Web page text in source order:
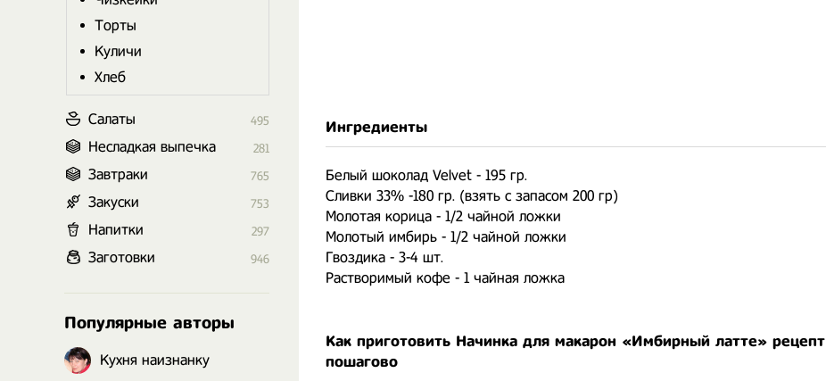
Ингредиенты
Белый шоколад Velvet - 195 гр.
Сливки 33% -180 гр. (взять с запасом 200 гр)
Молотая корица - 1/2 чайной ложки
Молотый имбирь - 1/2 чайной ложки
Гвоздика - 3-4 шт.
Растворимый кофе - 1 чайная ложка
Как приготовить Начинка для макарон «Имбирный латте» рецепт
пошагово
Торты
Куличи
Хлеб
Салаты 495
Несладкая выпечка 281
Завтраки 765
Закуски 753
Напитки 297
Заготовки 946
Популярные авторы
Кухня наизнанку